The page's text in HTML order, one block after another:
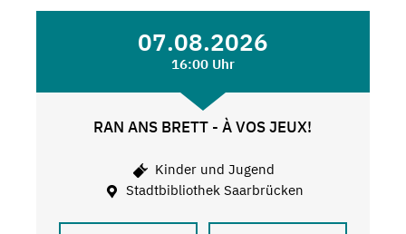
07.08.2026
16:00 Uhr
RAN ANS BRETT - À VOS JEUX!
Kinder und Jugend
Stadtbibliothek Saarbrücken